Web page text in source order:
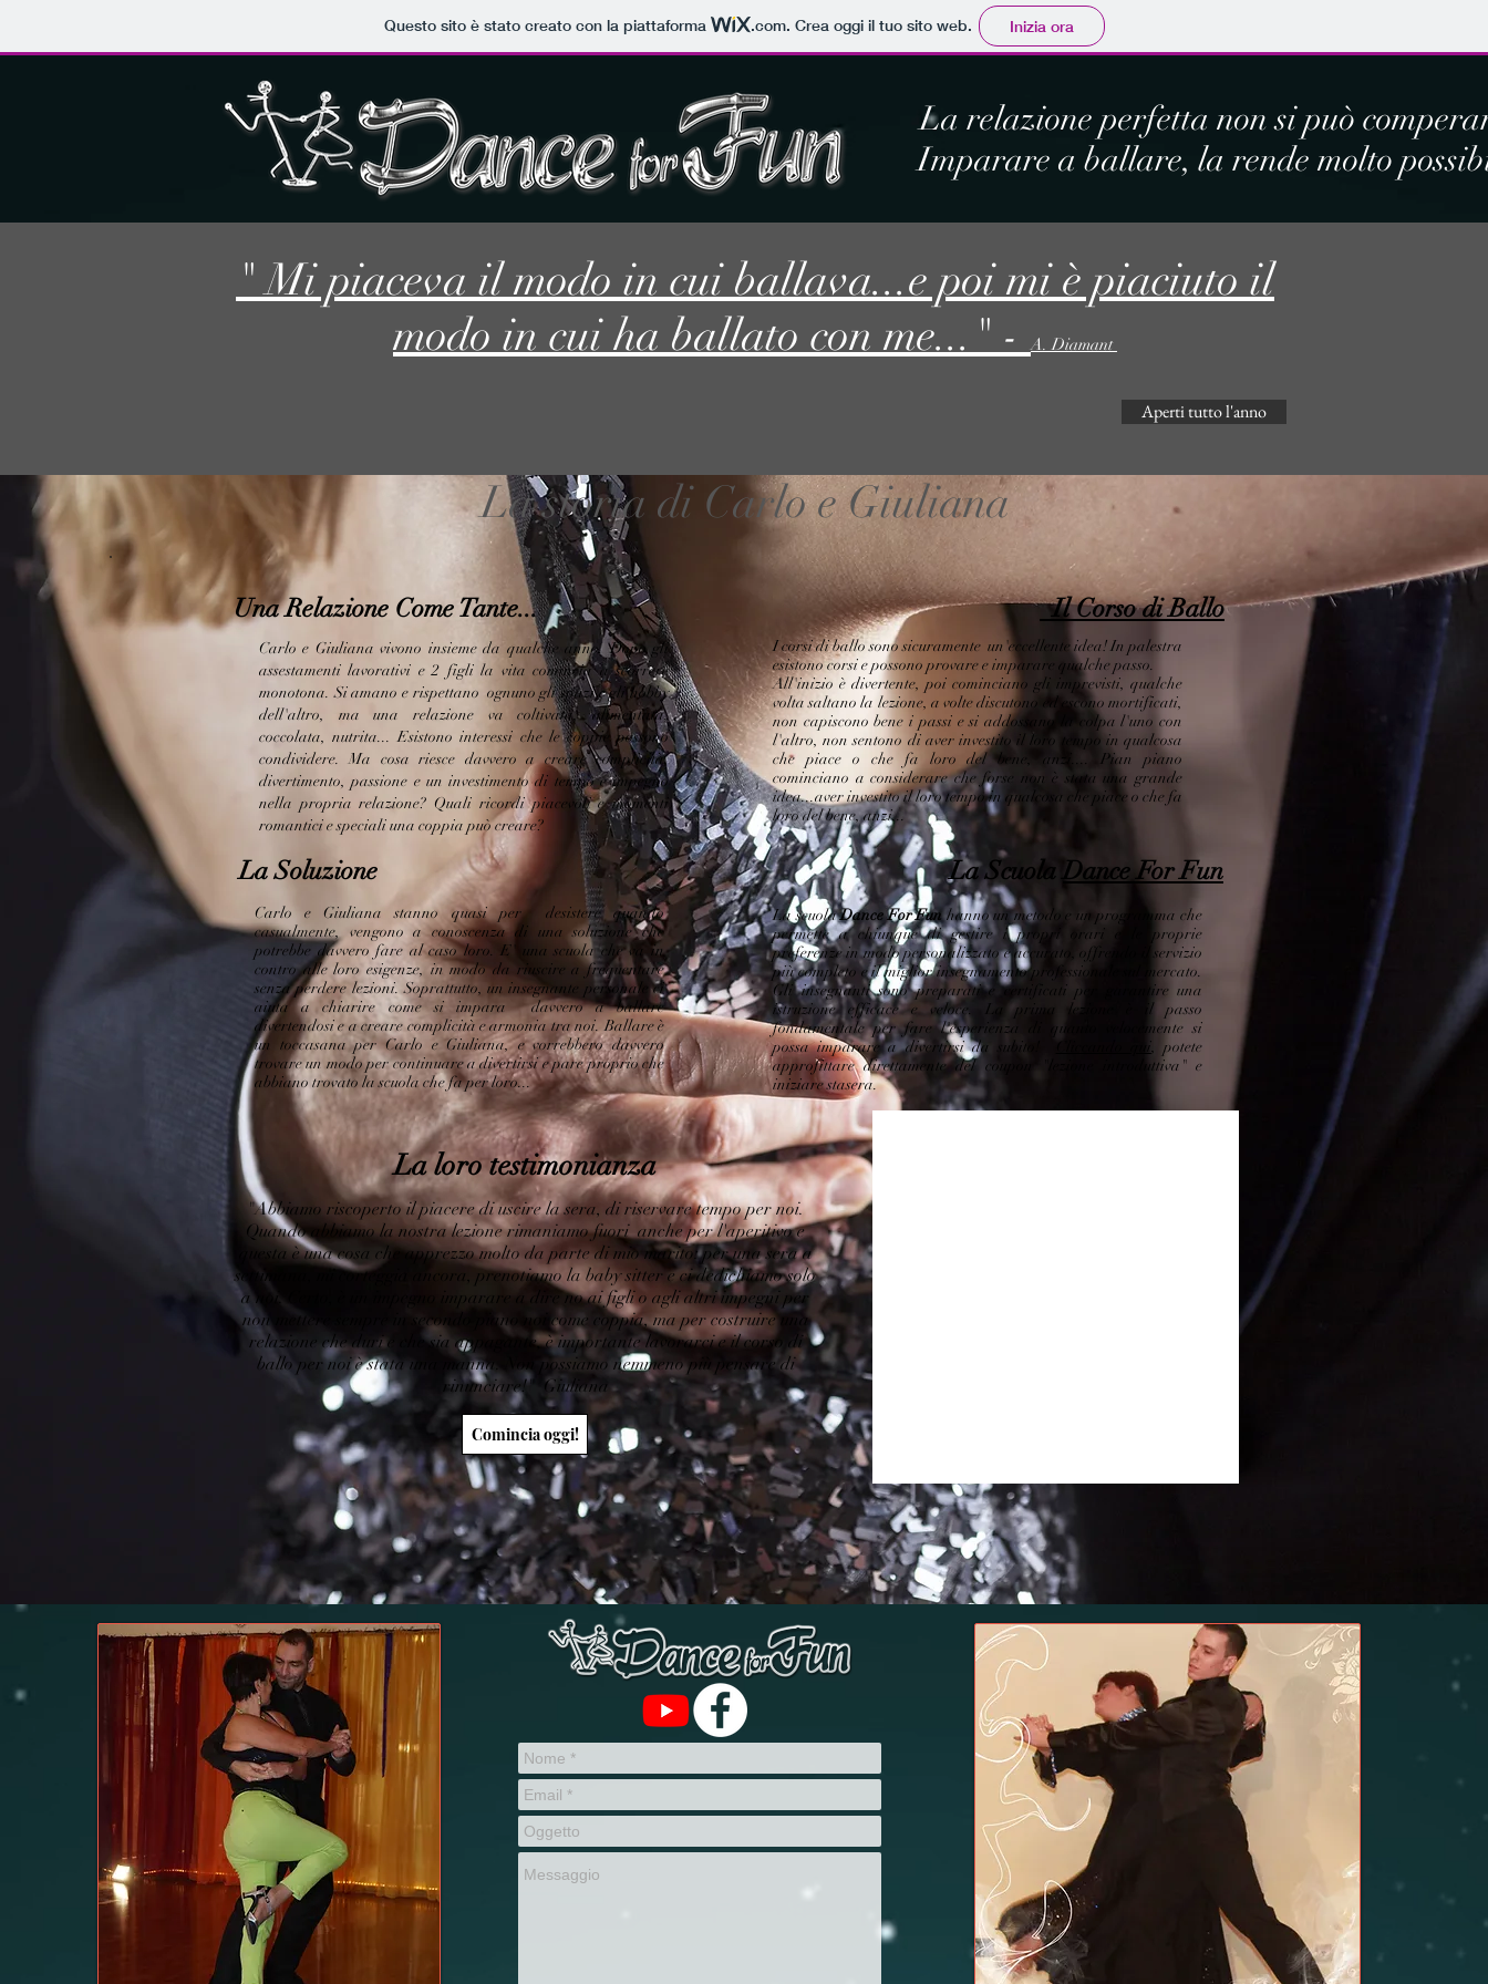
Questo sito è stato creato con la piattaforma .com. Crea oggi il tuo sito web. Inizia ora
La relazione perfetta non si può
Imparare a ballare, la rende molto
" Mi piaceva il modo in cui ballava...e poi mi è piaciuto il
modo in cui ha ballato con me..." -A. Diamant
Aperti tutto l'anno
La storia di Carlo e Giuliana
Una Relazione Come Tante...
Carlo e Giuliana vivono insieme da qualche anno. Dopo gli
assestamenti lavorativi e 2 figli la vita comincia a scorrere
monotona. Si amano e rispettano ognuno gli spazi e gli hobby
dell'altro, ma una relazione va coltivata, alimentata,
coccolata, nutrita... Esistono interessi che le coppie possono
condividere. Ma cosa riesce davvero a creare complicità,
divertimento, passione e un investimento di tempo e impegno
nella propria relazione? Quali ricordi piacevoli e momenti
romantici e speciali una coppia può creare?
Il Corso di Ballo
I corsi di ballo sono sicuramente un'eccellente idea! In palestra
esistono corsi e possono provaree imparare qualche passo.
All'inizio è divertente, poi cominciano gli imprevisti, qualche
volta saltano la lezione, a volte discutono ed escono mortificati,
non capiscono bene i passi e si addossano la colpa l'uno con
l'altro, non sentono di aver investito il loro tempo in qualcosa
che piace o che fa loro del bene, anzi.... Pian piano
cominciano a considerare che forse non è stata una grande
idea...aver investito il loro tempo in qualcosa che piace o che fa
loro del bene, anzi...
La Soluzione La Scuola Dance For Fun
Carlo e Giuliana stanno quasi per desistere quando
casualmente, vengono a conoscenza di una soluzione che
potrebbe davvero fare al caso loro. E' una scuola che va in
contro alle loro esigenze, in modo da riuscire a frequentare
senza perdere lezioni. Soprattutto, un insegnante personale ci
aiuta a chiarire come si impara davvero a ballare
divertendosi e a creare complicità e armonia tra noi. Ballare è
un toccasana per Carlo e Giuliana, e vorrebbero davvero
trovare un modo per continuare a divertirsi e pare proprio che
abbiano trovato la scuola che fa per loro...
La scuolaDance For Fun hanno un metodo e un programma che
permette a chiunque di gestire i propri orari e le proprie
preferenze in modo personalizzato e accurato, offrendo il servizio
più completo e il miglior insegnamento professionale sul mercato.
Gli insegnanti sono preparati e certificati per garantire una
istruzione efficace e veloce. La prima lezione è il passo
fondamentale per fare l'esperienza di quanto velocemente si
possa imparare a divertirsi da subito! Cliccando qui, potete
approfittare direttamente del coupon "lezione introduttiva" e
iniziare stasera.
La loro testimonianza
"Abbiamo riscoperto il piacere di uscire la sera, di riservare tempo per noi.
Quando abbiamo la nostra lezione rimaniamo fuori anche per l'aperitivo e
questa è una cosa che apprezzo molto da parte di mio marito: per una sera a
settimana, mi corteggia ancora, prenotiamo la baby sitter e ci dedichiamo solo
a noi. Certo, è un impegno imparare a dire no ai figli o agli altri impegni per
non mettere sempre in secondo piano noi come coppia, ma per costruire una
relazione che duri e che sia appagante, è importante lavorarci e il corso di
ballo per noi è stata una manna. Non possiamo nemmeno più pensare di
rinunciare!" Giuliana
Comincia oggi!